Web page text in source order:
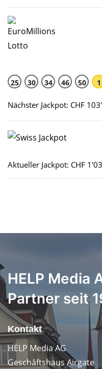
25 30 34 46 50 1
Nächster Jackpot: CHF
Aktueller Jackpot: CHF
HELP Media
Partner seit
Kontakt
HELP Media AG
Geschäftshaus Airgate